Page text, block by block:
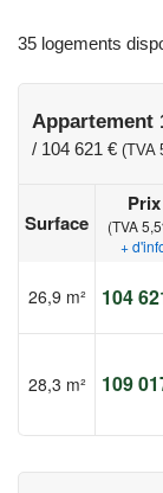
d’accession dans
minutes du cœur
centre-ville de
balcons ou
de Bourgogne et
grands pôles
Les informations
sont disponibles
35 logements
Appartement
/ 104 621 € (TVA
Surface
Prix
(TVA
+
26,9 m² 104
28,3 m² 109